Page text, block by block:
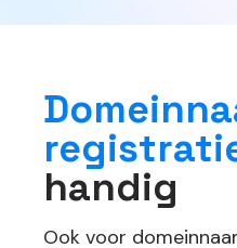
handig
Ook voor